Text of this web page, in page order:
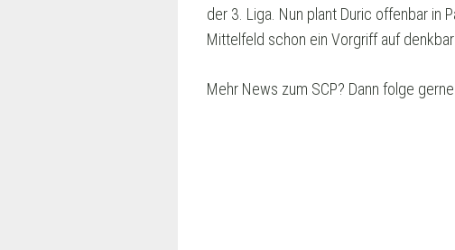
der 3. Liga. Nun plant Duric offenbar in
Mittelfeld schon ein Vorgriff auf
Mehr News zum SCP? Dann folge